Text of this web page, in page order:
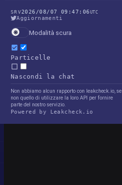
SRV2026/08/07 09:47:06UTC
Aggiornamenti
Modalità scura
Particelle
Nascondi la chat
Non abbiamo alcun rapporto con leakcheck.io, se
non quello di utilizzare la loro API per fornire
parte del nostro servizio.
Powered by Leakcheck.io